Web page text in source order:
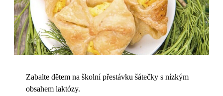
Zabalte dětem na školní přestávku šátečky s nízkým
obsahem laktózy.